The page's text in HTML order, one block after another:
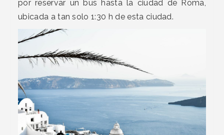
por reservar un bus hasta la ciudad de Roma,
ubicada a tan solo 1:30 h de esta ciudad.